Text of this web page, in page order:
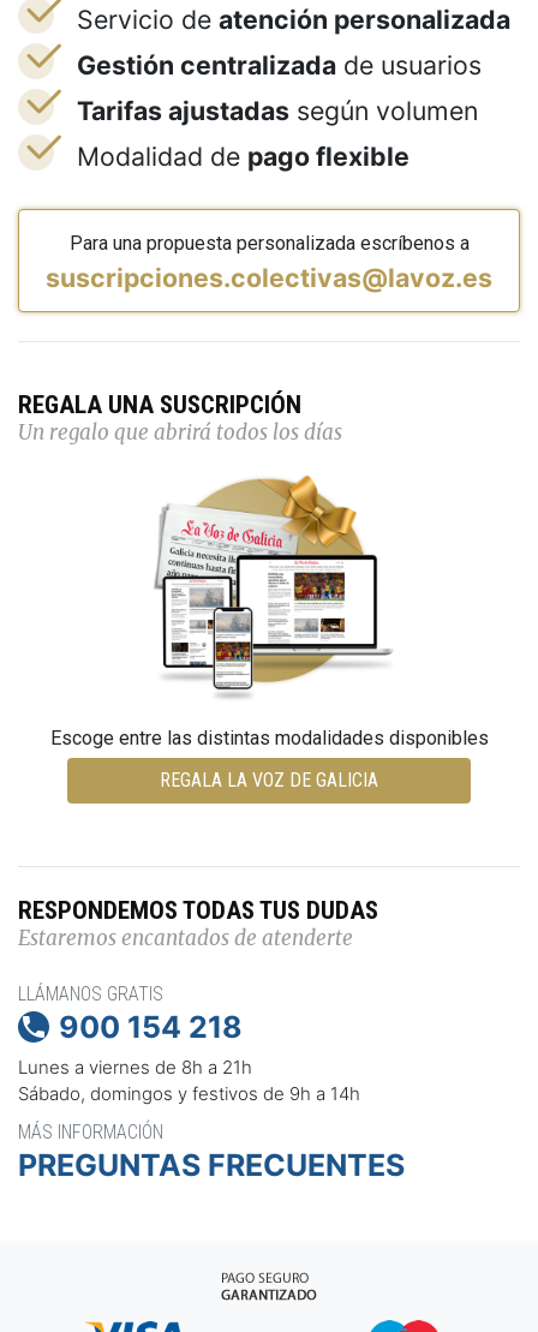
Servicio de atención personalizada
Gestión centralizada de usuarios
Tarifas ajustadas según volumen
Modalidad de pago flexible
Para una propuesta personalizada escríbenos a
suscripciones.colectivas@lavoz.es
REGALA UNA SUSCRIPCIÓN
Un regalo que abrirá todos los días
Escoge entre las distintas modalidades disponibles
REGALA LA VOZ DE GALICIA
RESPONDEMOS TODAS TUS DUDAS
Estaremos encantados de atenderte
LLÁMANOS GRATIS
 900 154 218
Lunes a viernes de 8h a 21h
Sábado, domingos y festivos de 9h a 14h
MÁS INFORMACIÓN
PREGUNTAS FRECUENTES